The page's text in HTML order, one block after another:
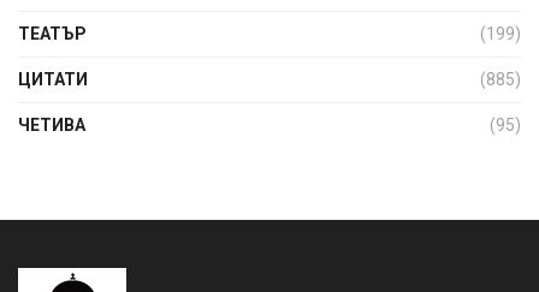
ТЕАТЪР (199)
ЦИТАТИ (885)
ЧЕТИВА (95)